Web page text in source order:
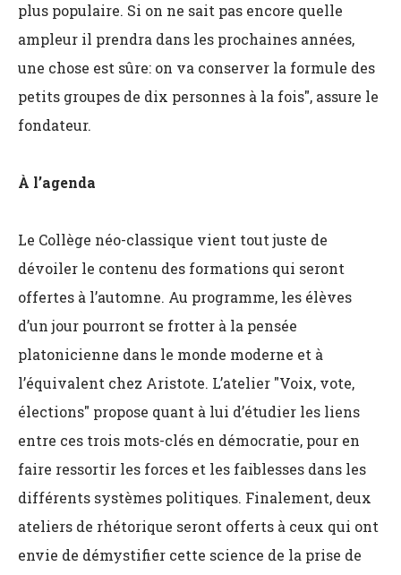
plus populaire. Si on ne sait pas encore quelle
ampleur il prendra dans les prochaines années,
une chose est sûre: on va conserver la formule des
petits groupes de dix personnes à la fois", assure le
fondateur.
À l’agenda
Le Collège néo-classique vient tout juste de
dévoiler le contenu des formations qui seront
offertes à l’automne. Au programme, les élèves
d’un jour pourront se frotter à la pensée
platonicienne dans le monde moderne et à
l’équivalent chez Aristote. L’atelier "Voix, vote,
élections" propose quant à lui d’étudier les liens
entre ces trois mots-clés en démocratie, pour en
faire ressortir les forces et les faiblesses dans les
différents systèmes politiques. Finalement, deux
ateliers de rhétorique seront offerts à ceux qui ont
envie de démystifier cette science de la prise de